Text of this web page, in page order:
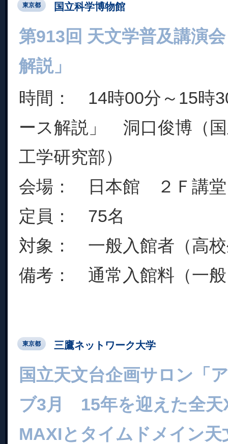
東京都 国立科学博物館
第913回 天文学普及講演
解説」
時間： 14時00分～15時
ース解説」 洞口俊博（
工学研究部）
会場： 日本館 ２Ｆ講堂
定員： 75名
対象： 一般入館者（高
備考： 通常入館料（一
東京都 三鷹ネットワーク大学
国立天文台企画サロン「
ブ3月 15年を迎えた全天
MAXIとタイムドメイン天